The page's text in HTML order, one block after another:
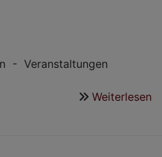
- Veranstaltungen
Weiterlesen